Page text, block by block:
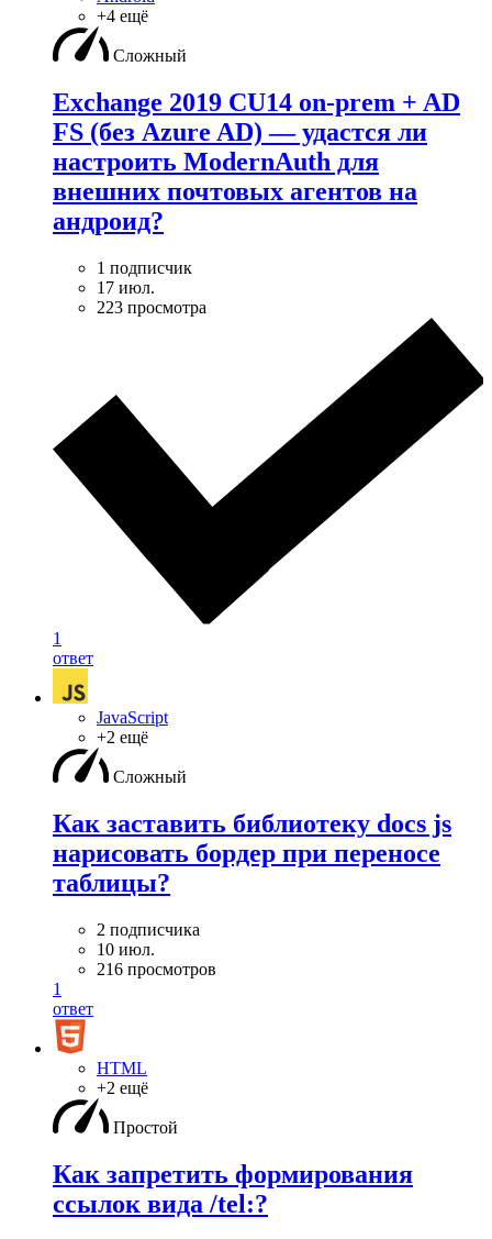
+4 ещё
Сложный
Exchange 2019 CU14 on-prem + AD
FS (без Azure AD) — удаcтся ли
настроить ModernAuth для
внешних почтовых агентов на
андроид?
1 подписчик
17 июл.
223 просмотра
1
ответ
JavaScript
+2 ещё
Сложный
Как заставить библиотеку docs js
нарисовать бордер при переносе
таблицы?
2 подписчика
10 июл.
216 просмотров
1
ответ
HTML
+2 ещё
Простой
Как запретить формирования
ссылок вида /tel:?